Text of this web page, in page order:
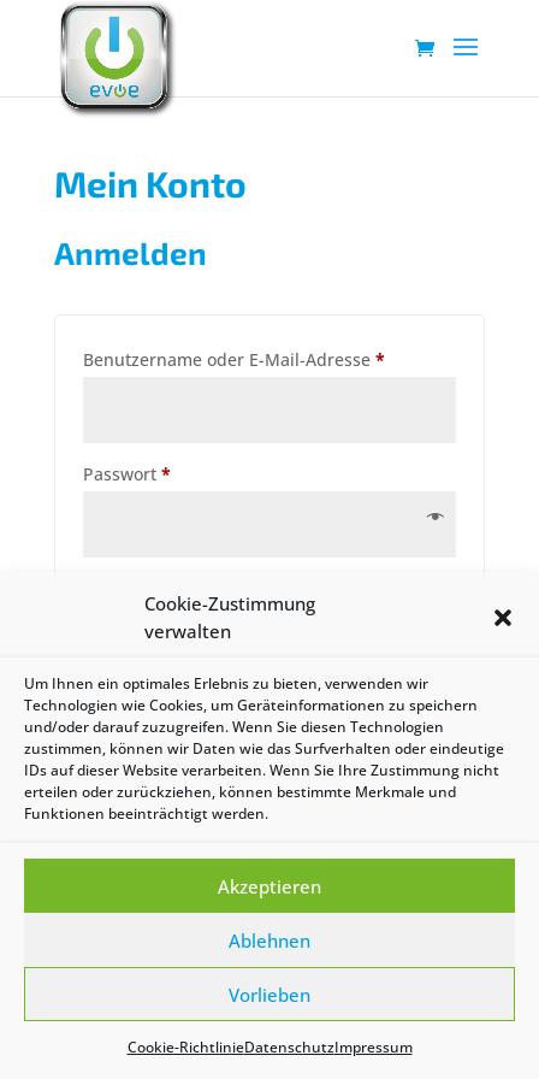
Cookie-Zustimmung
verwalten
Um Ihnen ein optimales Erlebnis zu bieten, verwenden wir
Technologien wie Cookies, um Geräteinformationen zu speichern
und/oder darauf zuzugreifen. Wenn Sie diesen Technologien
zustimmen, können wir Daten wie das Surfverhalten oder eindeutige
IDs auf dieser Website verarbeiten. Wenn Sie Ihre Zustimmung nicht
erteilen oder zurückziehen, können bestimmte Merkmale und
Funktionen beeinträchtigt werden.
Akzeptieren
Ablehnen
Vorlieben
Cookie-RichtlinieDatenschutzImpressum
Mein Konto
Anmelden
Benutzername oder E-Mail-Adresse *Erforderlich
Passwort *Erforderlich
Anmelden
Passwort vergessen?
| Copyright 2021 by evoe | Design byNico Stisser
|
Richtlinie (EU)